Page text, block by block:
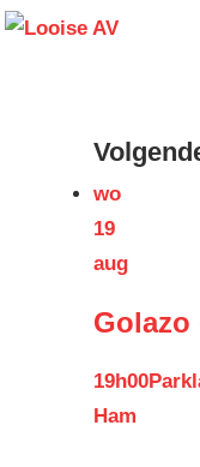
Skip
wo
19
aug
Golazo
19h00
Ham